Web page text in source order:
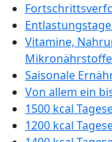
Vitamine,
Mikronährstoffe
Saisonale
Von allem ein
1500 kcal
1200 kcal